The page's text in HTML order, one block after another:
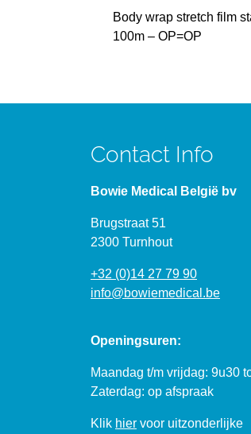
Body wrap stretch film
100m – OP=OP
Contact Info
Bowie Medical België bv
Brugstraat 51
2300 Turnhout
+32 (0)14 27 79 90
info@bowiemedical.be
Openingsuren:
Maandag t/m vrijdag: 9u30
Zaterdag: op afspraak
Klik hier voor uitzonderlijke